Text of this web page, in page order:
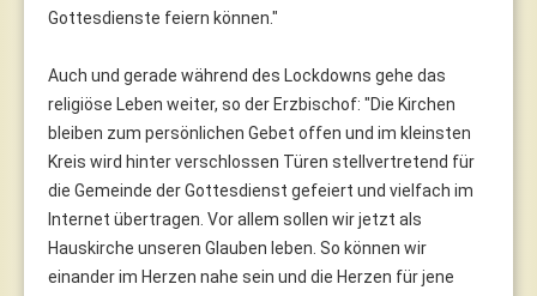
Gottesdienste feiern können."
Auch und gerade während des Lockdowns gehe das
religiöse Leben weiter, so der Erzbischof: "Die Kirchen
bleiben zum persönlichen Gebet offen und im kleinsten
Kreis wird hinter verschlossen Türen stellvertretend für
die Gemeinde der Gottesdienst gefeiert und vielfach im
Internet übertragen. Vor allem sollen wir jetzt als
Hauskirche unseren Glauben leben. So können wir
einander im Herzen nahe sein und die Herzen für jene